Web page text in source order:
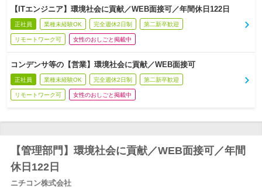
【ITエンジニア】環境社会に貢献／WEB面接可／年間休日122日
正社員 業種未経験OK 完全週休2日制 第二新卒歓迎
リモートワーク可 女性のおしごと掲載中
コンデンサ等の【営業】環境社会に貢献／WEB面接可
正社員 業種未経験OK 完全週休2日制 第二新卒歓迎
リモートワーク可 女性のおしごと掲載中
【管理部門】環境社会に貢献／WEB面接可／年間
休日122日
ニチコン株式会社